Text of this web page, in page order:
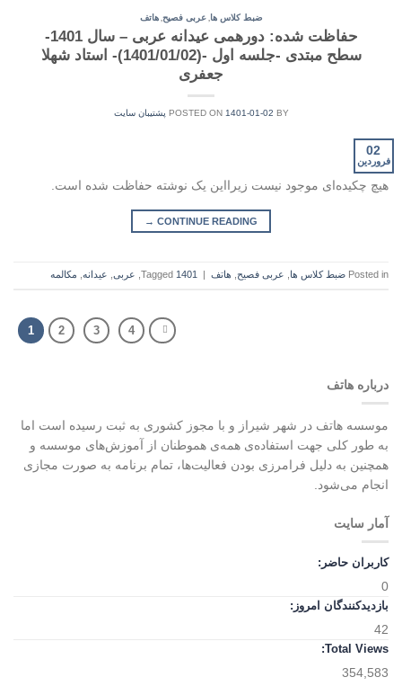
ضبط کلاس ها عربی فصیح هاتف
حفاظت شده: دورهمی عیدانه عربی – سال 1401-
سطح مبتدی -جلسه اول -(1401/01/02)- استاد شهلا
جعفری
POSTED ON 1401-01-02 BY پشتیبان سایت
02
فروردین
هیچ چکیده‌ای موجود نیست زیرا‌این یک نوشته حفاظت شده است.
CONTINUE READING
→
Posted in ضبط کلاس ها عربی فصیح هاتف |
Tagged 1401 عربی عیدانه مکالمه
1 2 3 4
درباره هاتف
موسسه هاتف در شهر شیراز و با مجوز کشوری به ثبت رسیده است اما
به طور کلی جهت استفاده‌ی همه‌ی هموطنان از آموزش‌های موسسه و
همچنین به دلیل فرامرزی بودن فعالیت‌ها، تمام برنامه به صورت مجازی
انجام می‌شود.
آمار سایت
کاربران حاضر:
0
بازدیدکنندگان امروز:
42
Total Views:
354,583